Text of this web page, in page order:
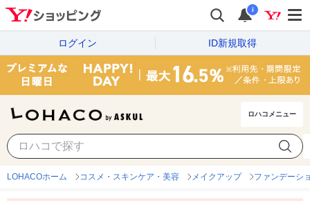
i
ログイン ID新規取得
ロハコメニュー
LOHACOホーム コスメ・スキンケア・美容 メイクアップ ファンデーシ